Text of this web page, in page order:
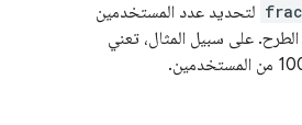
لتحديد عدد المستخدمين
على سبيل المثال، تعني